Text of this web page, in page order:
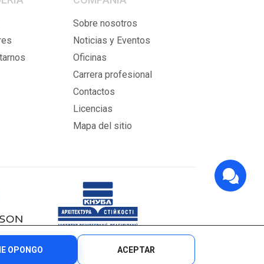
Sobre nosotros
Noticias y Eventos
Oficinas
Carrera profesional
Contactos
Licencias
Mapa del sitio
OPONGO ACEPTAR